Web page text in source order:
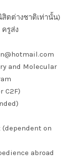
ตต่างชาติเท่านั้น)
ครูส่ง
and Molecular
C2F)
on
abroad